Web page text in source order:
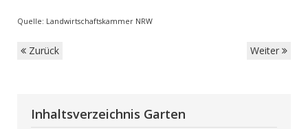
Quelle: Landwirtschaftskammer NRW
Zurück Weiter
Inhaltsverzeichnis Garten